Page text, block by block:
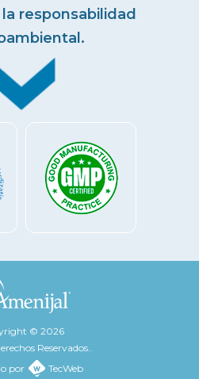
la responsabilidad
© 2026
Reservados..
por
TecWeb